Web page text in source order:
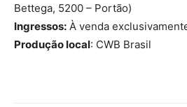
Bettega, 5200 – Portão)
Ingressos: À venda
Produção local: CWB Brasil